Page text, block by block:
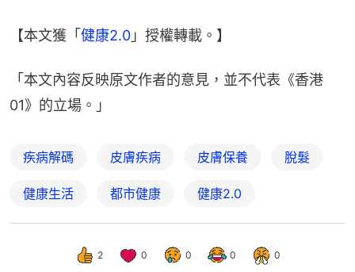
【本文獲「健康2.0 」授權轉載。】
「本文內容反映原文作者的意見，並不代表《香港
01》的立場。」
疾病解碼 皮膚疾病 皮膚保養 脫髮
健康生活 都市健康 健康2.0
2 0 0 0 0